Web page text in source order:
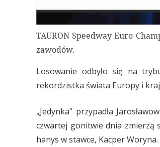
TAURON Speedway Euro
zawodów.
Losowanie odbyło się na
rekordzistka świata Europy i
„Jedynka” przypadła
czwartej gonitwie dnia zmierzą
hanys w stawce, Kacper Woryna.